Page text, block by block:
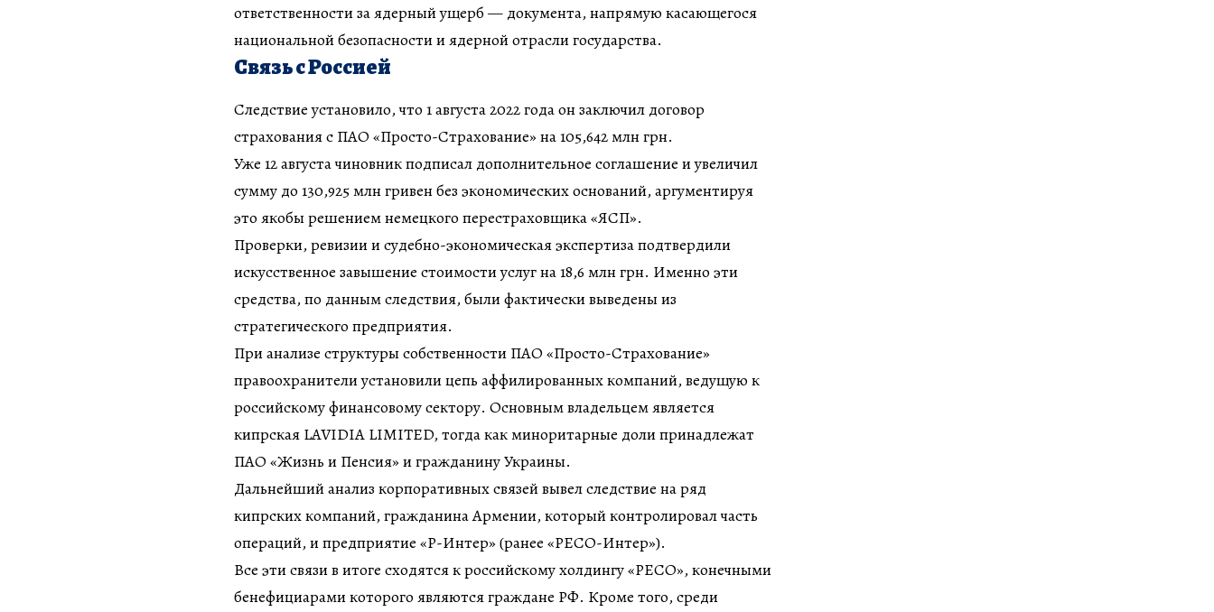
ответственности за ядерный ущерб — документа, напрямую касающегося
национальной безопасности и ядерной отрасли государства.
Связь с Россией
Следствие установило, что 1 августа 2022 года он заключил договор
страхования с ПАО «Просто-Страхование» на 105,642 млн грн.
Уже 12 августа чиновник подписал дополнительное соглашение и увеличил
сумму до 130,925 млн гривен без экономических оснований, аргументируя
это якобы решением немецкого перестраховщика «ЯСП».
Проверки, ревизии и судебно-экономическая экспертиза подтвердили
искусственное завышение стоимости услуг на 18,6 млн грн. Именно эти
средства, по данным следствия, были фактически выведены из
стратегического предприятия.
При анализе структуры собственности ПАО «Просто-Страхование»
правоохранители установили цепь аффилированных компаний, ведущую к
российскому финансовому сектору. Основным владельцем является
кипрская LAVIDIA LIMITED, тогда как миноритарные доли принадлежат
ПАО «Жизнь и Пенсия» и гражданину Украины.
Дальнейший анализ корпоративных связей вывел следствие на ряд
кипрских компаний, гражданина Армении, который контролировал часть
операций, и предприятие «Р-Интер» (ранее «РЕСО-Интер»).
Все эти связи в итоге сходятся к российскому холдингу «РЕСО», конечными
бенефициарами которого являются граждане РФ. Кроме того, среди